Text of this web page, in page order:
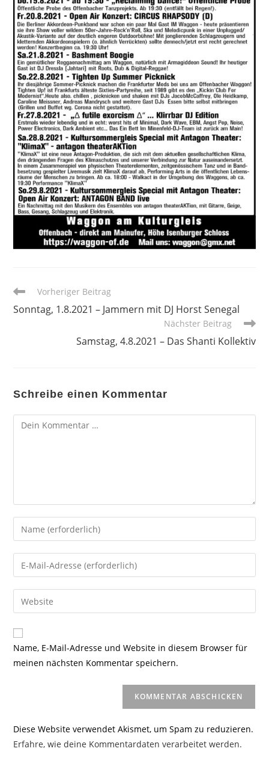
Weitere
ansehen
Vorheriger Beitrag
Sonntag, 1.8.2021 – Jammern mit DJ Horst Senegal
Nächster Beitrag
Samstag, 4.8.2021 – Das Shanti Kollektiv
Schreibe einen Kommentar
Kommentar
Gib
deinen
Namen
oder
zum
Kommentieren
ein
Gib
deine
E-
Mail-
zum
Kommentieren
ein
Gib
deine
Website-
URL
Name, E-Mail-Adresse und Website in diesem Browser für
meinen nächsten Kommentar speichern.
Diese Website verwendet Akismet, um Spam zu reduzieren.
Erfahre, wie deine Kommentardaten verarbeitet werden.